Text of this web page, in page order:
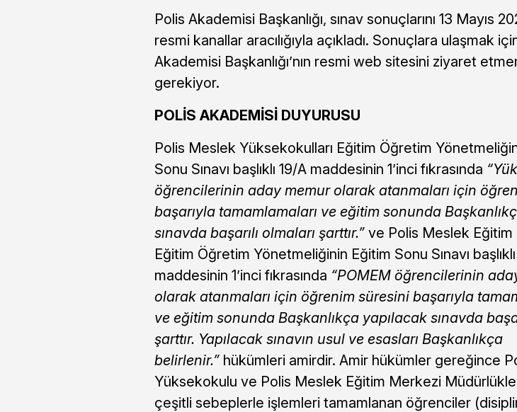
Polis Akademisi Başkanlığı, sınav sonuçlarını 13 Mayıs
resmi kanallar aracılığıyla açıkladı. Sonuçlara ulaşmak
Akademisi Başkanlığı’nın resmi web sitesini ziyaret
gerekiyor.
POLİS AKADEMİSİ DUYURUSU
Polis Meslek Yüksekokulları Eğitim Öğretim
Sonu Sınavı başlıklı 19/A maddesinin 1’inci fıkrasında
öğrencilerinin aday memur olarak atanmaları için
başarıyla tamamlamaları ve eğitim sonunda
sınavda başarılı olmaları şarttır.”ve Polis Meslek Eğitim
Eğitim Öğretim Yönetmeliğinin Eğitim Sonu Sınavı başlıklı
maddesinin 1’inci fıkrasında “POMEM öğrencilerinin
olarak atanmaları için öğrenim süresini başarıyla
ve eğitim sonunda Başkanlıkça yapılacak sınavda
şarttır. Yapılacak sınavın usul ve esasları Başkanlıkça
belirlenir.”hükümleri amirdir. Amir hükümler gereğince
Yüksekokulu ve Polis Meslek Eğitim Merkezi
çeşitli sebeplerle işlemleri tamamlanan öğrenciler